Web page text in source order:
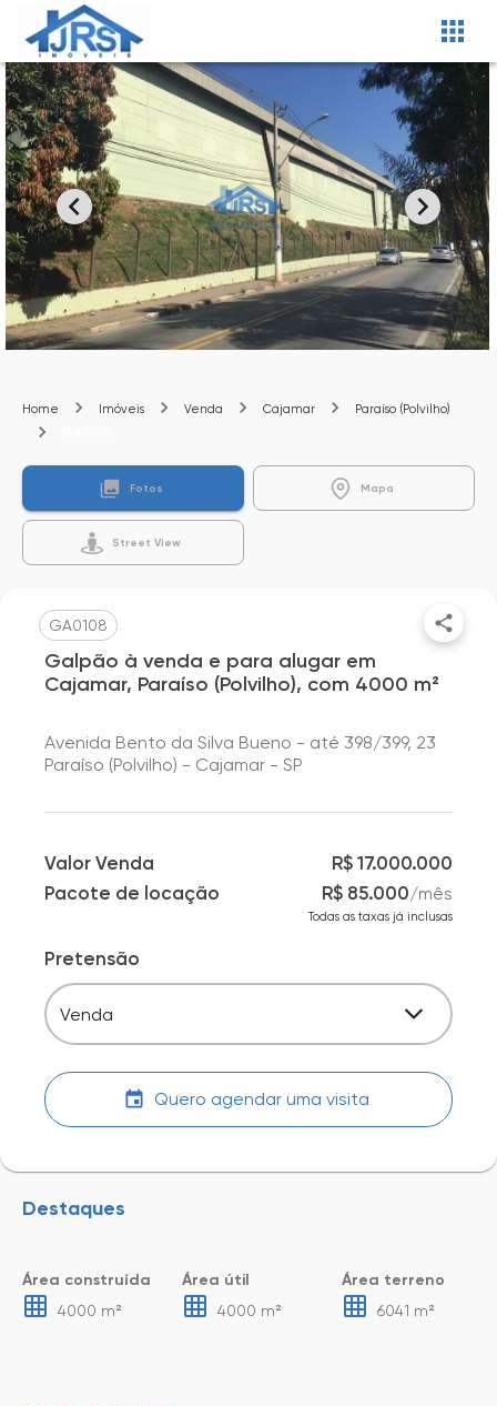
Home Imóveis Venda Cajamar
Paraíso (Polvilho)
Fotos Mapa
Street View
GA0108
Galpão à venda e para alugar em
Cajamar, Paraíso (Polvilho), com 4000 m²
Avenida Bento da Silva Bueno - até 398/399, 23
Paraíso (Polvilho) - Cajamar - SP
Valor Venda
R$ 17.000.000
Pacote de locação
R$ 85.000/mês
Todas as taxas já inclusas
Pretensão
Venda
Quero agendar uma visita
Destaques
Área construída
4000 m²
Área útil
4000 m²
Área terreno
6041 m²